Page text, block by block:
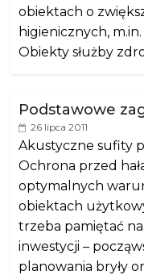
obiektach o
higienicznych,
Obiekty służby
Podstawowe
26 lipca 2011
Akustyczne sufity
Ochrona przed
optymalnych
obiektach
trzeba pamiętać
inwestycji –
planowania bryły